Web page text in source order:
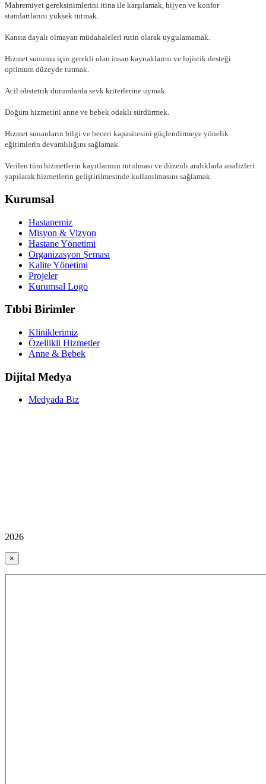
Mahremiyet gereksinimlerini itina ile karşılamak, hijyen ve konfor
standartlarını yüksek tutmak.
Kanıta dayalı olmayan müdahaleleri rutin olarak uygulamamak.
Hizmet sunumu için gerekli olan insan kaynaklarını ve lojistik desteği
optimum düzeyde tutmak.
Acil obstetrik durumlarda sevk kriterlerine uymak.
Doğum hizmetini anne ve bebek odaklı sürdürmek.
Hizmet sunanların bilgi ve beceri kapasitesini güçlendirmeye yönelik
eğitimlerin devamlılığını sağlamak.
Verilen tüm hizmetlerin kayıtlarının tutulması ve düzenli aralıklarla analizleri
yapılarak hizmetlerin geliştirilmesinde kullanılmasını sağlamak.
Kurumsal
Hastanemiz
Misyon & Vizyon
Hastane Yönetimi
Organizasyon Şeması
Kalite Yönetimi
Projeler
Kurumsal Logo
Tıbbi Birimler
Kliniklerimiz
Özellikli Hizmetler
Anne & Bebek
Dijital Medya
Medyada Biz
2026
×